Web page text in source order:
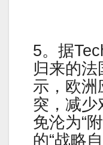
5。据
归来的
示，欧洲
突，减少
免沦为“
的“战略